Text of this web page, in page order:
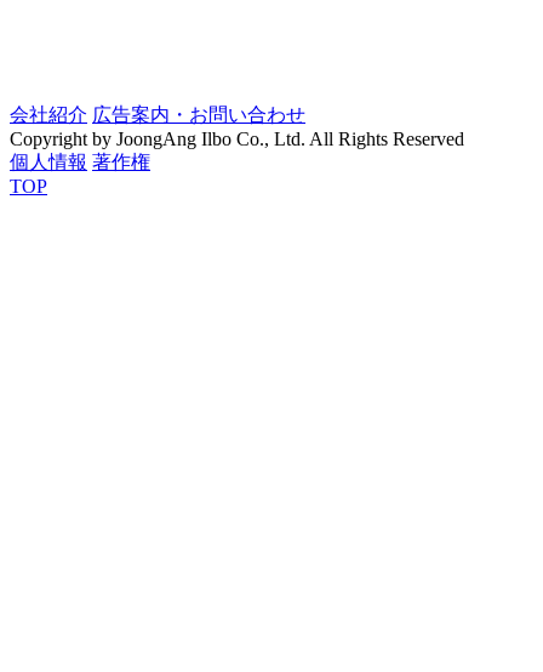
会社紹介 広告案内・お問い合わせ
Copyright by JoongAng Ilbo Co., Ltd. All Rights Reserved
個人情報 著作権
TOP